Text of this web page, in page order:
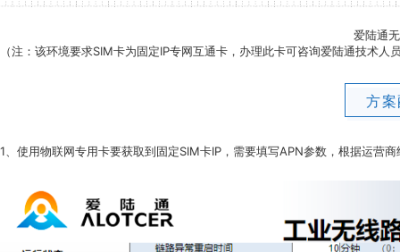
爱陆通
（注：该环境要求SIM卡为固定IP专网互通卡，办理此卡可咨询爱陆通技术人
方
1、使用物联网专用卡要获取到固定SIM卡IP，需要填写APN参数，根据运营